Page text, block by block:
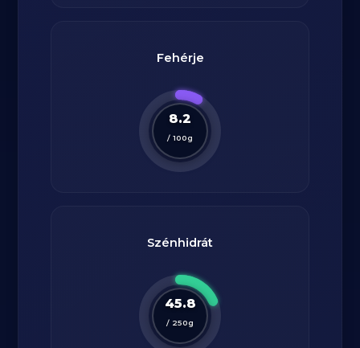
Fehérje
8.2
/ 100g
Szénhidrát
45.8
/ 250g